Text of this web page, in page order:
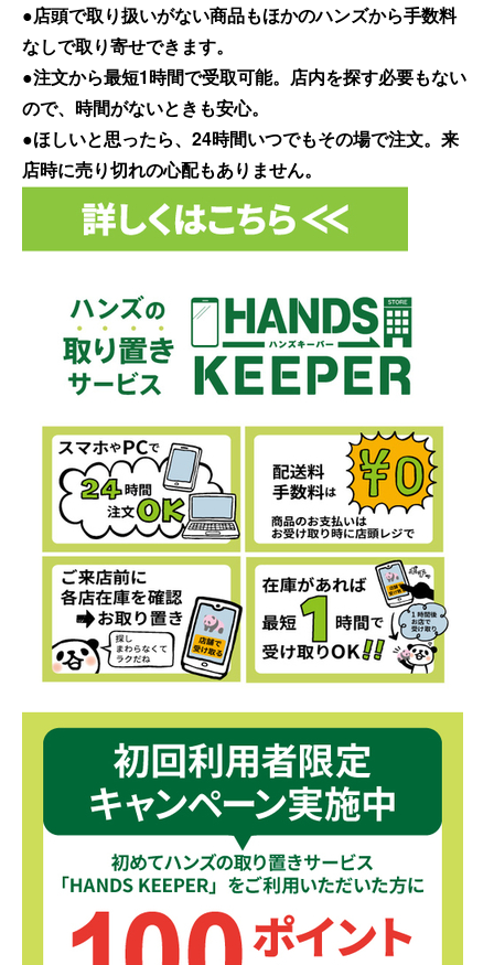
●店頭で取り扱いがない商品もほかのハンズから手数料
なしで取り寄せできます。
●注文から最短1時間で受取可能。店内を探す必要もない
ので、時間がないときも安心。
●ほしいと思ったら、24時間いつでもその場で注文。来
店時に売り切れの心配もありません。